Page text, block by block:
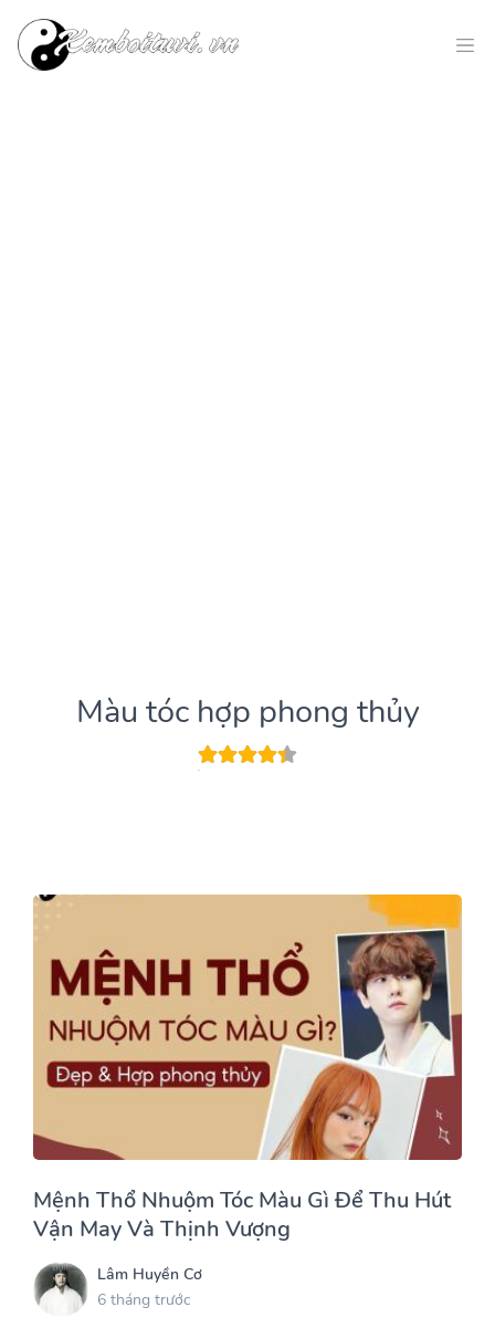
Màu tóc hợp phong thủy
Mệnh Thổ Nhuộm Tóc Màu Gì Để Thu Hút
Vận May Và Thịnh Vượng
Lâm Huyền Cơ
6 tháng trước